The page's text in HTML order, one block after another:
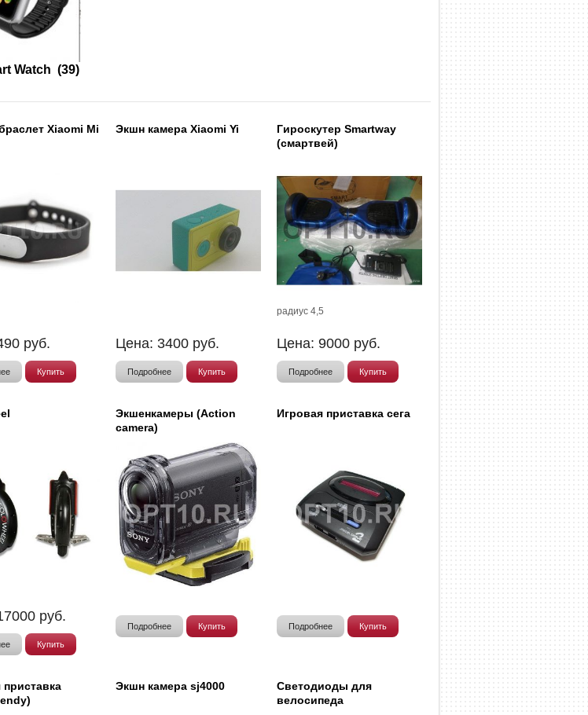
Watch (39)
Xiaomi Mi
руб.
Купить
Экшн камера Xiaomi Yi
Цена: 3400 руб.
Подробнее Купить
Гироскутер Smartway
(смартвей)
радиус 4,5
Цена:9000 руб.
Подробнее Купить
руб.
Купить
Экшенкамеры (Action
camera)
Подробнее Купить
Игровая приставка сега
Подробнее Купить
приставка
Экшн камера sj4000
Светодиоды для
велосипеда